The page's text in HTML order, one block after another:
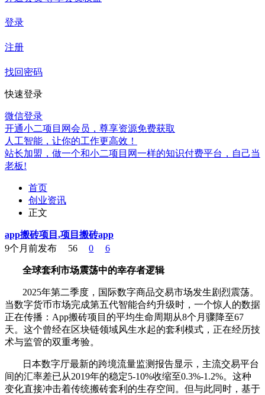
登录
注册
找回密码
快速登录
微信登录
开通小二项目网会员，尊享资源免费获取
人工智能，让你的工作更高效！
站长加盟，做一个和小二项目网一样的知识付费平台，自己当
老板!
首页
创业资讯
正文
app搬砖项目,项目搬砖app
9个月前发布
56 0 6
全球套利市场震荡中的幸存者逻辑
2025年第二季度，国际数字商品交易市场发生剧烈震荡。
当数字货币市场完成第五代智能合约升级时，一个惊人的数据
正在传播：App搬砖项目的平均生命周期从8个月骤降至67
天。这个曾经在区块链领域风生水起的套利模式，正在经历技
术与监管的双重考验。
日本数字厅最新的跨境流量监测报告显示，主流交易平台
间的汇率差已从2019年的稳定5-10%收缩至0.3%-1.2%。这种
变化直接冲击着传统搬砖套利的生存空间。但与此同时，基于